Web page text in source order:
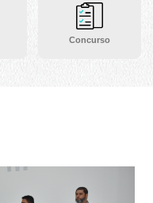
Concurso